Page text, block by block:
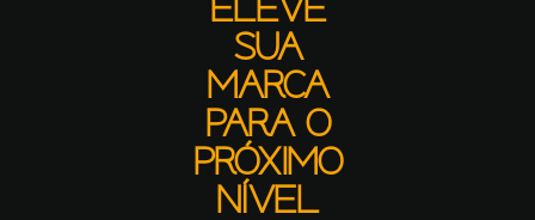
SUA
MARCA
PARA O
PRÓXIMO
NÍVEL